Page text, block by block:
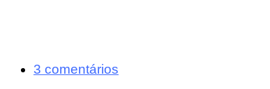
3 comentários